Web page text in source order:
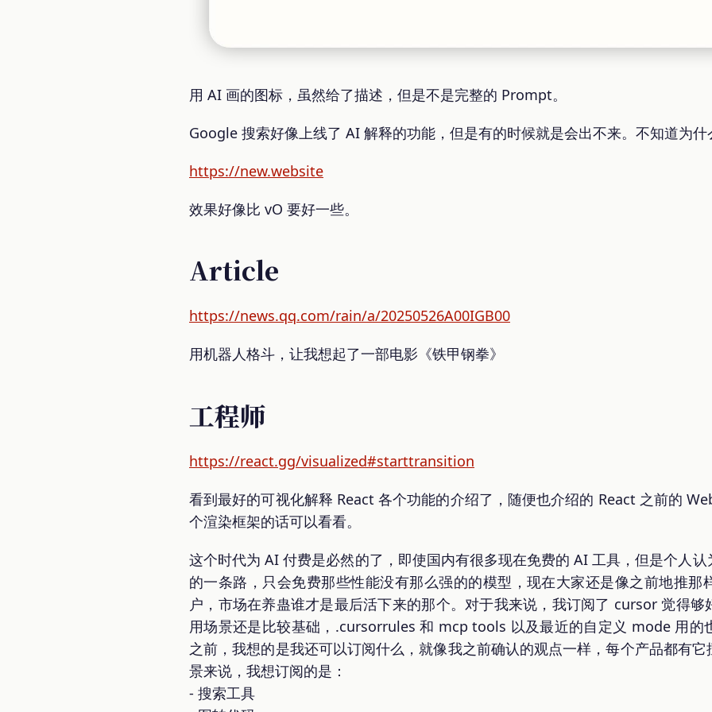
用 AI 画的图标，虽然给了描述，但是不是完整的 Prompt。
Google 搜索好像上线了 AI 解释的功能，但是有的时候就是会出不来。不知道为什
https://new.website
效果好像比 vO 要好一些。
Article
https://news.qq.com/rain/a/20250526A00IGB00
用机器人格斗，让我想起了一部电影《铁甲钢拳》
工程师
https://react.gg/visualized#starttransition
看到最好的可视化解释 React 各个功能的介绍了，随便也介绍的 React 之前的
个渲染框架的话可以看看。
这个时代为 AI 付费是必然的了，即使国内有很多现在免费的 AI 工具，但是个人
的一条路，只会免费那些性能没有那么强的的模型，现在大家还是像之前地推那
户，市场在养蛊谁才是最后活下来的那个。对于我来说，我订阅了 cursor 觉得
用场景还是比较基础，.cursorrules 和 mcp tools 以及最近的自定义 mode 用的
之前，我想的是我还可以订阅什么，就像我之前确认的观点一样，每个产品都有
景来说，我想订阅的是：
- 搜索工具